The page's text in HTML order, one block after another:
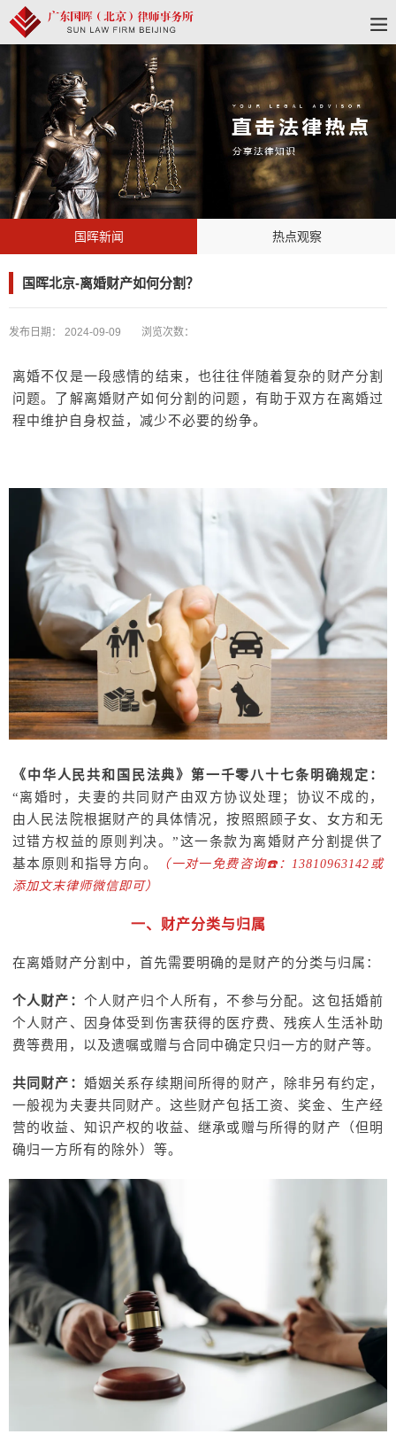
国晖新闻 热点观察
国晖北京-离婚财产如何分割？
发布日期： 2024-09-09 浏览次数：
离婚不仅是一段感情的结束，也往往伴随着复杂的财产分割
问题。了解离婚财产如何分割的问题，有助于双方在离婚过
程中维护自身权益，减少不必要的纷争。
《中华人民共和国民法典》第一千零八十七条明确规定：
“离婚时，夫妻的共同财产由双方协议处理；协议不成的，
由人民法院根据财产的具体情况，按照照顾子女、女方和无
过错方权益的原则判决。”这一条款为离婚财产分割提供了
基本原则和指导方向。
（一对一免费咨询☎️：13810963142或
添加文末律师微信即可）
一、财产分类与归属
在离婚财产分割中，首先需要明确的是财产的分类与归属：
个人财产： 个人财产归个人所有，不参与分配。这包括婚前
个人财产、因身体受到伤害获得的医疗费、残疾人生活补助
费等费用，以及遗嘱或赠与合同中确定只归一方的财产等。
共同财产： 婚姻关系存续期间所得的财产，除非另有约定，
一般视为夫妻共同财产。这些财产包括工资、奖金、生产经
营的收益、知识产权的收益、继承或赠与所得的财产（但明
确归一方所有的除外）等。